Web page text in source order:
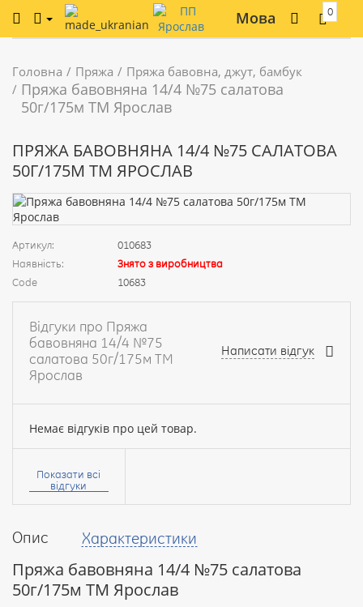
Мова 0
Головна Пряжа Пряжа бавовна, джут, бамбук
Пряжа бавовняна 14/4 №75 салатова
50г/175м ТМ Ярослав
Опис Характеристики
Пряжа бавовняна 14/4 №75 салатова
50г/175м ТМ Ярослав
ПРЯЖА БАВОВНЯНА 14/4 №75 САЛАТОВА
50Г/175М ТМ ЯРОСЛАВ
Артикул:
010683
Наявність:
Знято з виробництва
Code
10683
Відгуки про Пряжа
бавовняна 14/4 №75
салатова 50г/175м ТМ
Ярослав
Написати відгук
Немає відгуків про цей товар.
Ваше
Ваш
Показати всі
відгуки